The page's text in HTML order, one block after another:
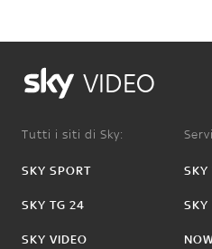
VIDEO
Tutti i siti di Sky:
SKY SPORT
SKY TG 24
SKY VIDEO
SKY
SKY